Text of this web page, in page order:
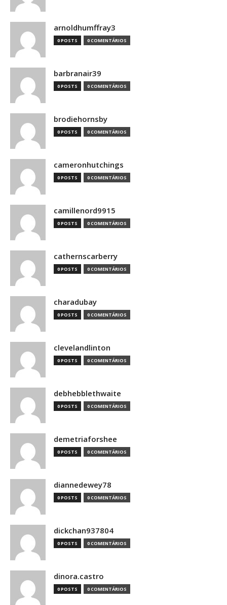
arnoldhumffray3
0 POSTS 0 COMENTÁRIOS
barbranair39
0 POSTS 0 COMENTÁRIOS
brodiehornsby
0 POSTS 0 COMENTÁRIOS
cameronhutchings
0 POSTS 0 COMENTÁRIOS
camillenord9915
0 POSTS 0 COMENTÁRIOS
cathernscarberry
0 POSTS 0 COMENTÁRIOS
charadubay
0 POSTS 0 COMENTÁRIOS
clevelandlinton
0 POSTS 0 COMENTÁRIOS
debhebblethwaite
0 POSTS 0 COMENTÁRIOS
demetriaforshee
0 POSTS 0 COMENTÁRIOS
diannedewey78
0 POSTS 0 COMENTÁRIOS
dickchan937804
0 POSTS 0 COMENTÁRIOS
dinora.castro
0 POSTS 0 COMENTÁRIOS